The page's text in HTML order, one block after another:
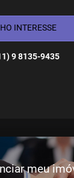
TENHO INTERESSE
9 8135-9435
meu